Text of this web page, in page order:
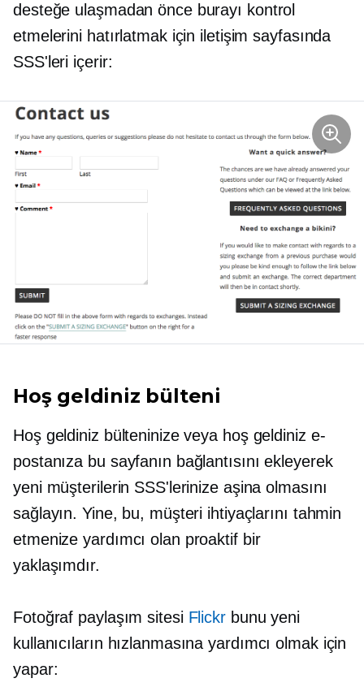
desteğe ulaşmadan önce burayı kontrol
etmelerini hatırlatmak için iletişim sayfasında
SSS'leri içerir:
Hoş geldiniz bülteni
Hoş geldiniz bülteninize veya hoş geldiniz e-
postanıza bu sayfanın bağlantısını ekleyerek
yeni müşterilerin SSS'lerinize aşina olmasını
sağlayın. Yine, bu, müşteri ihtiyaçlarını tahmin
etmenize yardımcı olan proaktif bir
yaklaşımdır.
Fotoğraf paylaşım sitesi Flickrbunu yeni
kullanıcıların hızlanmasına yardımcı olmak için
yapar: